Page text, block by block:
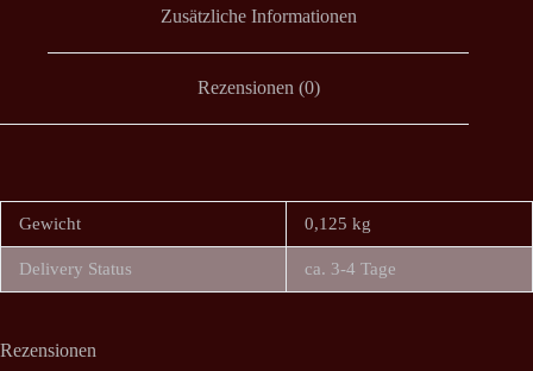
Zusätzliche Informationen
Rezensionen (0)
Gewicht 0,125 kg
Delivery Status ca. 3-4 Tage
Rezensionen